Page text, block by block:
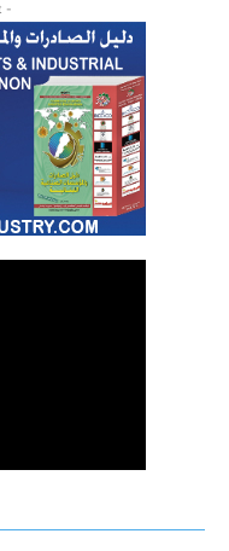
- Advertisement -